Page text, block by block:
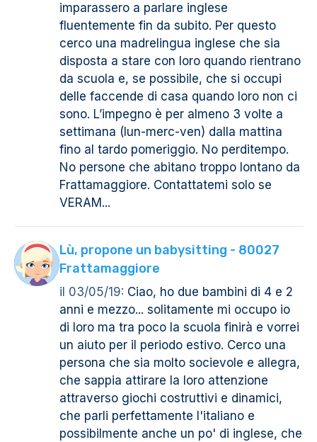
imparassero a parlare inglese
fluentemente fin da subito. Per questo
cerco una madrelingua inglese che sia
disposta a stare con loro quando rientrano
da scuola e, se possibile, che si occupi
delle faccende di casa quando loro non ci
sono. L’impegno è per almeno 3 volte a
settimana (lun-merc-ven) dalla mattina
fino al tardo pomeriggio. No perditempo.
No persone che abitano troppo lontano da
Frattamaggiore. Contattatemi solo se
VERAM...
Lù, propone un babysitting - 80027
Frattamaggiore
il 03/05/19: Ciao, ho due bambini di 4 e 2
anni e mezzo... solitamente mi occupo io
di loro ma tra poco la scuola finirà e vorrei
un aiuto per il periodo estivo. Cerco una
persona che sia molto socievole e allegra,
che sappia attirare la loro attenzione
attraverso giochi costruttivi e dinamici,
che parli perfettamente l'italiano e
possibilmente anche un po' di inglese, che